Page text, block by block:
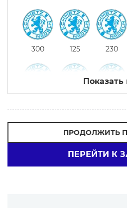
300 125 230
Показать
ПРОДОЛЖИТЬ
ПЕРЕЙТИ К